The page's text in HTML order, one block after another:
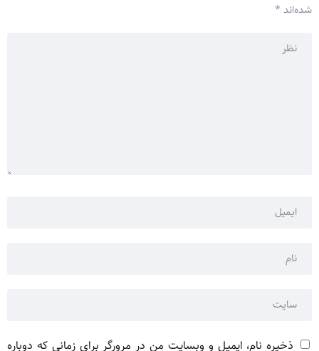
شده‌اند *
ذخیره نام، ایمیل و وبسایت من در مرورگر برای زمانی که دوباره